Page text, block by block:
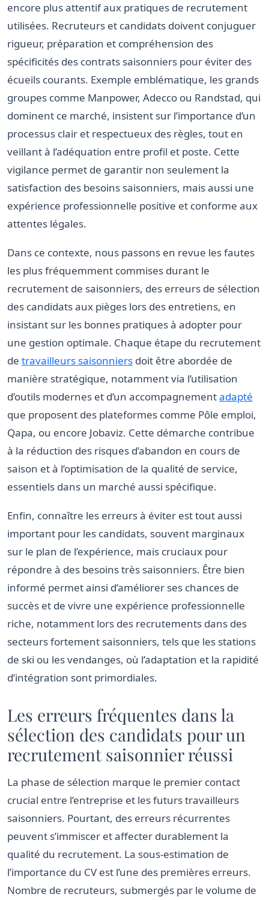
encore plus attentif aux pratiques de recrutement
utilisées. Recruteurs et candidats doivent conjuguer
rigueur, préparation et compréhension des
spécificités des contrats saisonniers pour éviter des
écueils courants. Exemple emblématique, les grands
groupes comme Manpower, Adecco ou Randstad, qui
dominent ce marché, insistent sur l’importance d’un
processus clair et respectueux des règles, tout en
veillant à l’adéquation entre profil et poste. Cette
vigilance permet de garantir non seulement la
satisfaction des besoins saisonniers, mais aussi une
expérience professionnelle positive et conforme aux
attentes légales.
Dans ce contexte, nous passons en revue les fautes
les plus fréquemment commises durant le
recrutement de saisonniers, des erreurs de sélection
des candidats aux pièges lors des entretiens, en
insistant sur les bonnes pratiques à adopter pour
une gestion optimale. Chaque étape du recrutement
de travailleurs saisonniers doit être abordée de
manière stratégique, notamment via l’utilisation
d’outils modernes et d’un accompagnementadapté
que proposent des plateformes comme Pôle emploi,
Qapa, ou encore Jobaviz. Cette démarche contribue
à la réduction des risques d’abandon en cours de
saison et à l’optimisation de la qualité de service,
essentiels dans un marché aussi spécifique.
Enfin, connaître les erreurs à éviter est tout aussi
important pour les candidats, souvent marginaux
sur le plan de l’expérience, mais cruciaux pour
répondre à des besoins très saisonniers. Être bien
informé permet ainsi d’améliorer ses chances de
succès et de vivre une expérience professionnelle
riche, notamment lors des recrutements dans des
secteurs fortement saisonniers, tels que les stations
de ski ou les vendanges, où l’adaptation et la rapidité
d’intégration sont primordiales.
Les erreurs fréquentes dans la
sélection des candidats pour un
recrutement saisonnier réussi
La phase de sélection marque le premier contact
crucial entre l’entreprise et les futurs travailleurs
saisonniers. Pourtant, des erreurs récurrentes
peuvent s’immiscer et affecter durablement la
qualité du recrutement. La sous-estimation de
l’importance du CV est l’une des premières erreurs.
Nombre de recruteurs, submergés par le volume de